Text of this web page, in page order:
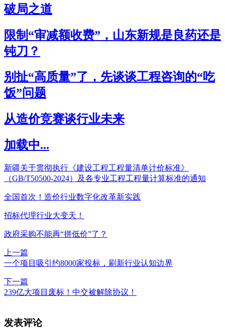
破局之道
限制“审减额收费”，山东新规是良药还是
钝刀？
别扯“高质量”了，先谈谈工程咨询的“吃
饭”问题
从造价竞赛谈行业未来
加载中...
新疆关于贯彻执行《建设工程工程量清单计价标准》
（GB/T50500-2024）及各专业工程工程量计算标准的通知
全国首次！造价行业数字化改革新实践
招标代理行业大变天！
政府采购不能再“拼低价”了？
上一篇
一个项目吸引约8000家投标，刷新行业认知边界
下一篇
239亿大项目废标！中交被解除协议！
发表评论